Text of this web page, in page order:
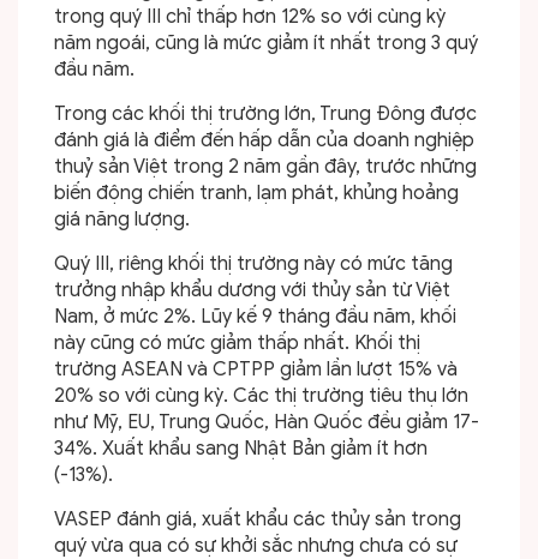
trong quý III chỉ thấp hơn 12% so với cùng kỳ
năm ngoái, cũng là mức giảm ít nhất trong 3 quý
đầu năm.
Trong các khối thị trường lớn, Trung Đông được
đánh giá là điểm đến hấp dẫn của doanh nghiệp
thuỷ sản Việt trong 2 năm gần đây, trước những
biến động chiến tranh, lạm phát, khủng hoảng
giá năng lượng.
Quý III, riêng khối thị trường này có mức tăng
trưởng nhập khẩu dương với thủy sản từ Việt
Nam, ở mức 2%. Lũy kế 9 tháng đầu năm, khối
này cũng có mức giảm thấp nhất. Khối thị
trường ASEAN và CPTPP giảm lần lượt 15% và
20% so với cùng kỳ. Các thị trường tiêu thụ lớn
như Mỹ, EU, Trung Quốc, Hàn Quốc đều giảm 17-
34%. Xuất khẩu sang Nhật Bản giảm ít hơn
(-13%).
VASEP đánh giá, xuất khẩu các thủy sản trong
quý vừa qua có sự khởi sắc nhưng chưa có sự